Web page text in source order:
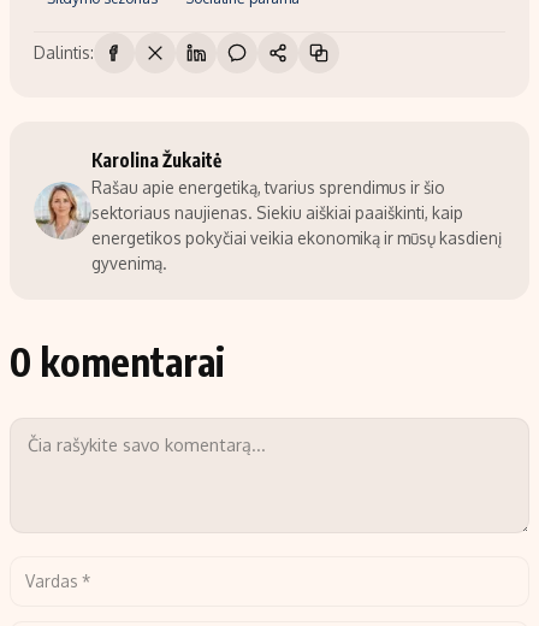
Dalintis:
Karolina Žukaitė
Rašau apie energetiką, tvarius sprendimus ir šio
sektoriaus naujienas. Siekiu aiškiai paaiškinti, kaip
energetikos pokyčiai veikia ekonomiką ir mūsų kasdienį
gyvenimą.
0 komentarai